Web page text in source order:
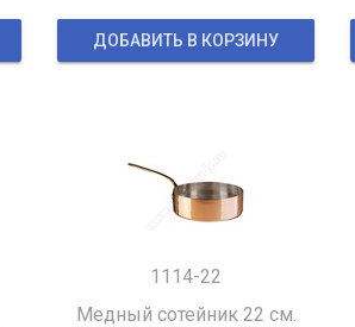
ДОБАВИТЬ В КОРЗИНУ
1114-22
Медный сотейник 22 см.